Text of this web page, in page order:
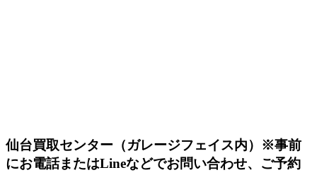
仙台買取センター（ガレージフェイス内） ※事前
にお電話またはLineなどでお問い合わせ、ご予約